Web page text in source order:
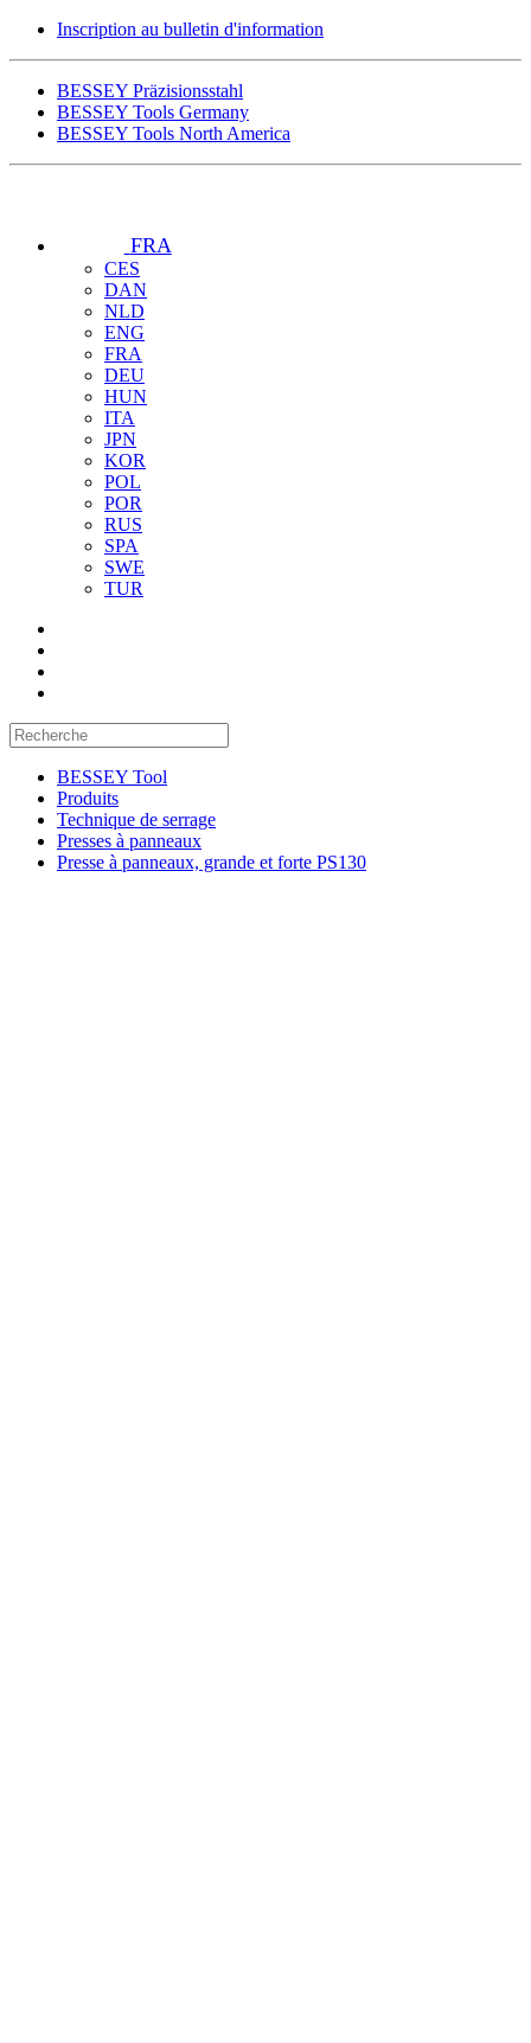
Inscription au bulletin d'information
BESSEY Präzisionsstahl
BESSEY Tools Germany
BESSEY Tools North America
FRA
CES
DAN
NLD
ENG
FRA
DEU
HUN
ITA
JPN
KOR
POL
POR
RUS
SPA
SWE
TUR
BESSEY Tool
Produits
Technique de serrage
Presses à panneaux
Presse à panneaux, grande et forte PS130